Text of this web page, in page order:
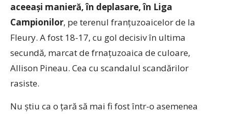
aceeași manieră, în deplasare, în Liga
Campionilor, pe terenul franțuzoaicelor de la
Fleury. A fost 18-17, cu gol decisiv în ultima
secundă, marcat de frnațuzoaica de culoare,
Allison Pineau. Cea cu scandalul scandărilor
rasiste.
Nu știu ca o țară să mai fi fost într-o asemenea